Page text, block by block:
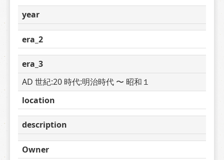
year
era_2
era_3
AD 世紀:20 時代:明治時代 〜 昭和１
location
description
Owner